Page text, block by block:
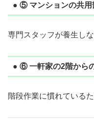
● ⑤ マンションの共用
専門スタッフが養生し
● ⑥ 一軒家の2階から
階段作業に慣れている